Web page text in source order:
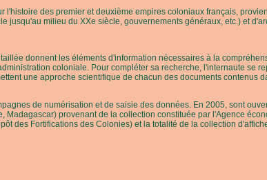
l'histoire des premier et deuxième empires coloniaux français,
jusqu'au milieu du XXe siècle, gouvernements généraux, etc.) et
donnent les éléments d'information nécessaires à la
coloniale. Pour compléter sa recherche, l'internaute se
une approche scientifique de chacun des documents contenus
de numérisation et de saisie des données. En 2005, sont
Madagascar) provenant de la collection constituée par l'Agence
des Fortifications des Colonies) et la totalité de la collection